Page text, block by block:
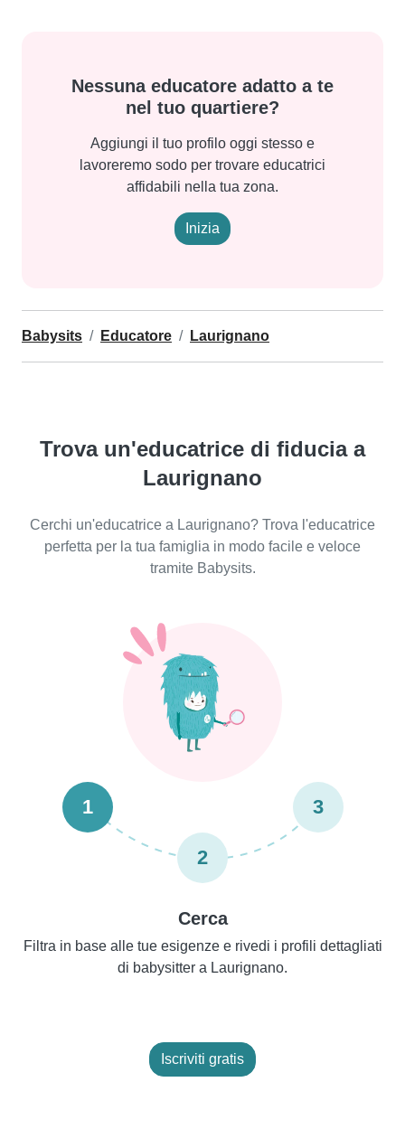
Nessuna educatore adatto a te
nel tuo quartiere?
Aggiungi il tuo profilo oggi stesso e
lavoreremo sodo per trovare educatrici
affidabili nella tua zona.
Inizia
Babysits Educatore Laurignano
Trova un'educatrice di fiducia a
Laurignano
Cerchi un'educatrice a Laurignano? Trova l'educatrice
perfetta per la tua famiglia in modo facile e veloce
tramite Babysits.
1
2
3
Cerca
Filtra in base alle tue esigenze e rivedi i profili dettagliati
di babysitter a Laurignano.
Iscriviti gratis